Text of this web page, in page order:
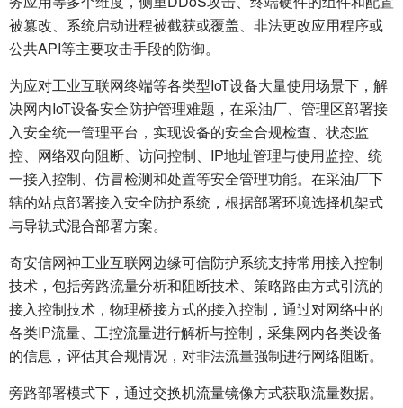
被篡改、系统启动进程被截获或覆盖、非法更改应用程序或
公共API等主要攻击手段的防御。
为应对工业互联网终端等各类型IoT设备大量使用场景下，解
决网内IoT设备安全防护管理难题，在采油厂、管理区部署接
入安全统一管理平台，实现设备的安全合规检查、状态监
控、网络双向阻断、访问控制、IP地址管理与使用监控、统
一接入控制、仿冒检测和处置等安全管理功能。在采油厂下
辖的站点部署接入安全防护系统，根据部署环境选择机架式
与导轨式混合部署方案。
奇安信网神工业互联网边缘可信防护系统支持常用接入控制
技术，包括旁路流量分析和阻断技术、策略路由方式引流的
接入控制技术，物理桥接方式的接入控制，通过对网络中的
各类IP流量、工控流量进行解析与控制，采集网内各类设备
的信息，评估其合规情况，对非法流量强制进行网络阻断。
旁路部署模式下，通过交换机流量镜像方式获取流量数据。